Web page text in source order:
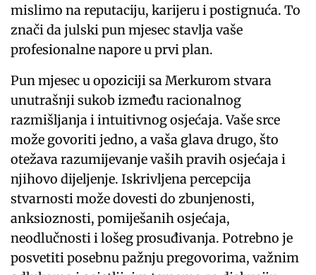
mislimo na reputaciju, karijeru i postignuća. To
znači da julski pun mjesec stavlja vaše
profesionalne napore u prvi plan.
Pun mjesec u opoziciji sa Merkurom stvara
unutrašnji sukob između racionalnog
razmišljanja i intuitivnog osjećaja. Vaše srce
može govoriti jedno, a vaša glava drugo, što
otežava razumijevanje vaših pravih osjećaja i
njihovo dijeljenje. Iskrivljena percepcija
stvarnosti može dovesti do zbunjenosti,
anksioznosti, pomiješanih osjećaja,
neodlučnosti i lošeg prosuđivanja. Potrebno je
posvetiti posebnu pažnju pregovorima, važnim